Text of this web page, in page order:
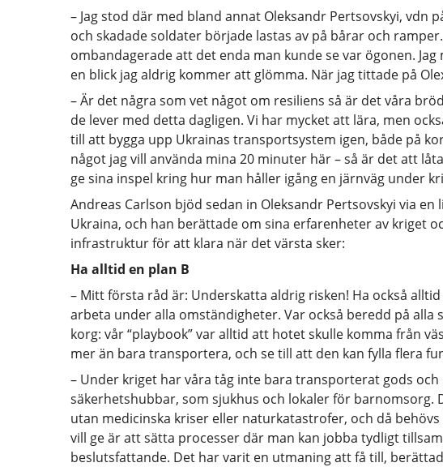
– Jag stod där med bland annat Oleksandr Pertsovskyi, vdn
och skadade soldater började lastas av på bårar och
ombandagerade att det enda man kunde se var ögonen.
en blick jag aldrig kommer att glömma. När jag tittade på
– Är det några som vet något om resiliens så är det våra
de lever med detta dagligen. Vi har mycket att lära, men
till att bygga upp Ukrainas transportsystem igen, både på
något jag vill använda mina 20 minuter här – så är det att
ge sina inspel kring hur man håller igång en järnväg under
Andreas Carlson bjöd sedan in Oleksandr Pertsovskyi via en
Ukraina, och han berättade om sina erfarenheter av kriget
infrastruktur för att klara när det värsta sker:
Ha alltid en plan B
– Mitt första råd är: Underskatta aldrig risken! Ha också
arbeta under alla omständigheter. Var också beredd på alla
korg: vår “playbook” var alltid att hotet skulle komma från
mer än bara transportera, och se till att den kan fylla flera
– Under kriget har våra tåg inte bara transporterat gods
säkerhetshubbar, som sjukhus och lokaler för
utan medicinska kriser eller naturkatastrofer, och då
vill ge är att sätta processer där man kan jobba tydligt
beslutsfattande. Det har varit en utmaning att få till,